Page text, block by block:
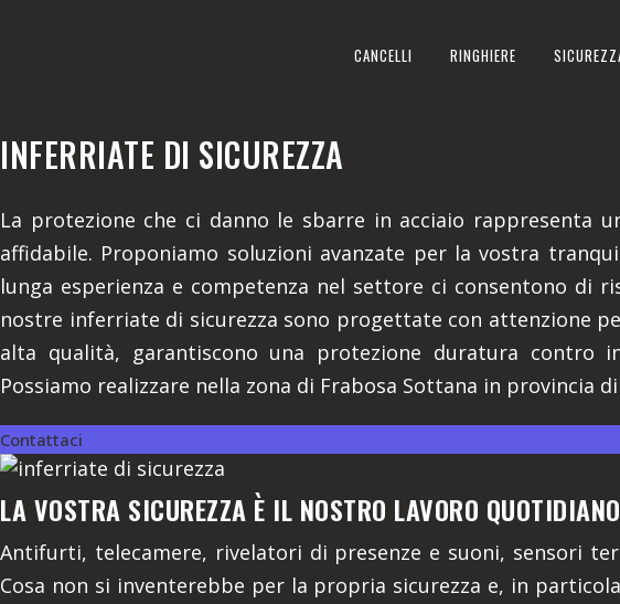
CANCELLI RINGHIERE
REALIZZIAMO A FRABOSA SOTTANA
INFERRIATE DI SICUREZZA
La protezione che ci danno le sbarre in acciaio rappresenta
affidabile. Proponiamo soluzioni avanzate per la vostra
lunga esperienza e competenza nel settore ci consentono di
nostre inferriate di sicurezza sono progettate con attenzione
alta qualità, garantiscono una protezione duratura contro
Possiamo realizzare nella zona di Frabosa Sottana in provincia
Contattaci
LA VOSTRA SICUREZZA È IL NOSTRO LAVORO QUOTIDIANO
Antifurti, telecamere, rivelatori di presenze e suoni, sensori
Cosa non si inventerebbe per la propria sicurezza e, in